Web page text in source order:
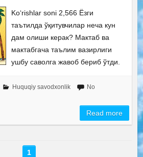
Ko‘rishlar soni 2,566 Ёзги
таътилда ўқитувчилар неча кун
дам олиши керак? Мактаб ва
мактабгача таълим вазирлиги
ушбу саволга жавоб бериб ўтди.
Huquqiy savodxonlik
No
Read more
1